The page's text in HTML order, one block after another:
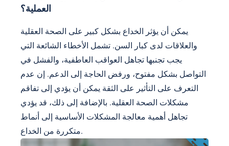
العملية؟
يمكن أن يؤثر الخداع بشكل كبير على الصحة العقلية
والعلاقات لدى كبار السن. تشمل الأخطاء الشائعة التي
يجب تجنبها تجاهل العواقب العاطفية، والفشل في
التواصل بشكل مفتوح، ورفض الحاجة إلى الدعم. إن عدم
التعرف على التأثير على الثقة يمكن أن يؤدي إلى تفاقم
مشكلات الصحة العقلية. بالإضافة إلى ذلك، قد يؤدي
تجاهل أهمية معالجة المشكلات الأساسية إلى أنماط
متكررة من الخداع.